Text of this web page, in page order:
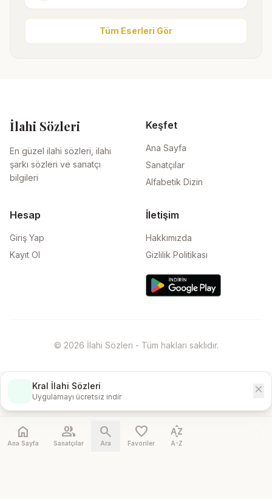
Tüm Eserleri Gör
İlahi Sözleri
En güzel ilahi sözleri, ilahi
şarkı sözleri ve sanatçı
bilgileri
Keşfet
Ana Sayfa
Sanatçılar
Alfabetik Dizin
Hesap
Giriş Yap
Kayıt Ol
İletişim
Hakkımızda
Gizlilik Politikası
© 2026 İlahi Sözleri - Tüm hakları saklıdır.
Kral İlahi Sözleri
Uygulamayı ücretsiz indir
close
home
Ana Sayfa
people
Sanatçılar
search
Ara
favorite
Favoriler
sort_by_alpha
A-Z